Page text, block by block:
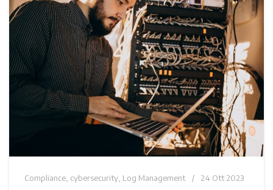
Compliance cybersecurity Log Management 24 Ott 2023